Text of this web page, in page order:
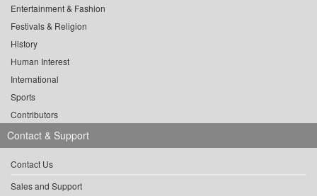
Entertainment & Fashion
Festivals & Religion
History
Human Interest
International
Sports
Contributors
Contact & Support
Contact Us
Sales and Support